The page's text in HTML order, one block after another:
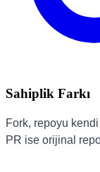
Sahiplik Farkı
Fork, repoyu
PR ise orijinal